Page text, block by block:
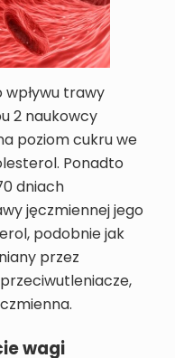
wpływu trawy
2 naukowcy
poziom cukru we
Ponadto
dniach
jęczmiennej jego
podobnie jak
przez
wagi